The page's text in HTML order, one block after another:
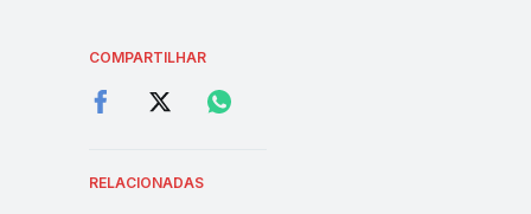
COMPARTILHAR
RELACIONADAS